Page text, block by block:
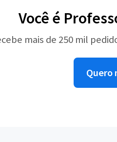
Você é
mais de 250 mil
Quero